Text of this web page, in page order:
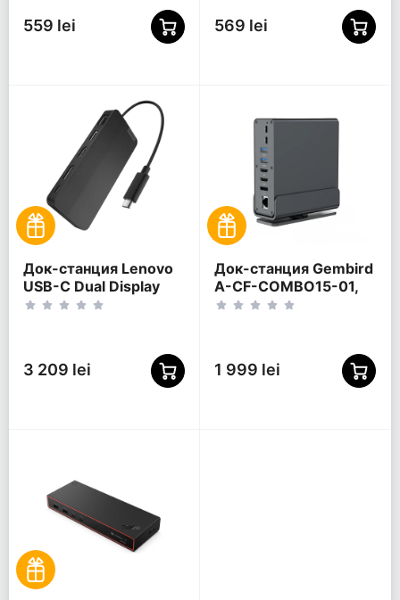
559 lei 569 lei
Док-станция Lenovo
USB-C Dual Display
Travel Dock, Черный
3 209 lei
Док-станция Gembird
A-CF-COMBO15-01,
Серый
1 999 lei